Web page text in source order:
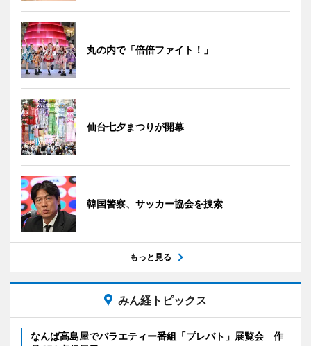
丸の内で「倍倍ファイト！」
仙台七夕まつりが開幕
韓国警察、サッカー協会を捜索
もっと見る
みん経トピックス
なんば高島屋でバラエティー番組「プレバト」展覧会 作